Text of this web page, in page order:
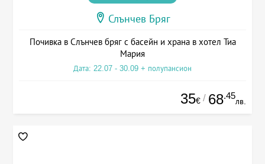
Слънчев Бряг
Почивка в Слънчев бряг с басейн и храна в хотел Тиа
Мария
Дата: 22.07 - 30.09 + полупансион
35€ / 68.45
лв.